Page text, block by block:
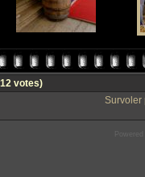
votes)
Survoler